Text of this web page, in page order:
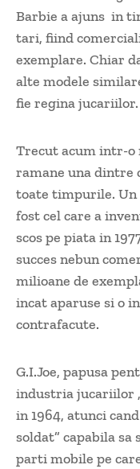
Barbie a ajuns in
tari, fiind
exemplare. Chiar
alte modele
fie regina jucariilor.
Trecut acum intr-o
ramane una dintre
toate timpurile. Un
fost cel care a
scos pe piata in
succes nebun
milioane de
incat aparuse si o
contrafacute.
G.I.Joe, papusa
industria jucariilor
in 1964, atunci
soldat” capabila sa
parti mobile pe